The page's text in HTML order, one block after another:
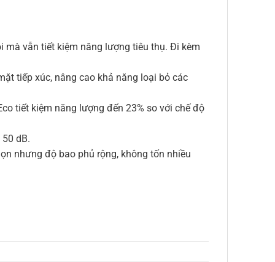
vẫn tiết kiệm năng lượng tiêu thụ. Đi kèm
tiếp xúc, nâng cao khả năng loại bỏ các
tiết kiệm năng lượng đến 23% so với chế độ
dB.
nhưng độ bao phủ rộng, không tốn nhiều